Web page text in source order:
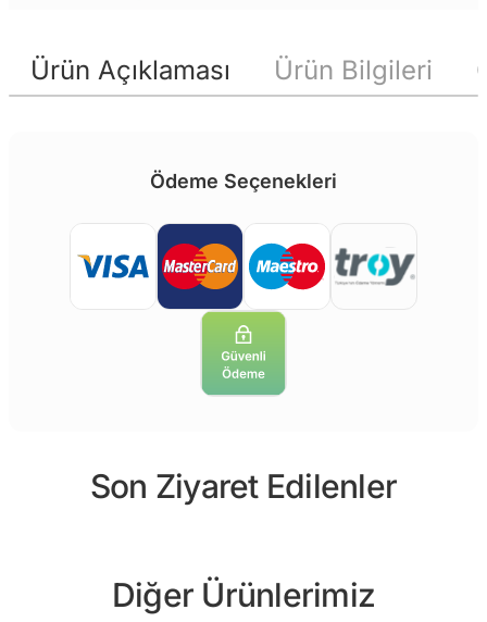
Ürün Açıklaması Ürün Bilgileri
Ödeme Seçenekleri
Son Ziyaret Edilenler
Diğer Ürünlerimiz